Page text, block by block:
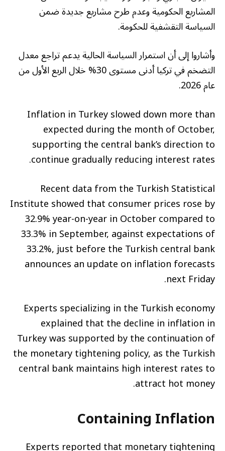
المشاريع الحكومية وعدم طرح مشاريع جديدة ضمن
السياسة التقشفية للحكومة.
وأشاروا إلى أن استمرار السياسة الحالية يدعم تراجع معدل
التضخم في تركيا أدنى مستوى 30% خلال الربع الأول من
عام 2026.
Inflation in Turkey slowed down more than
expected during the month of October,
supporting the central bank’s direction to
continue gradually reducing interest rates.
Recent data from the Turkish Statistical
Institute showed that consumer prices rose by
32.9% year-on-year in October compared to
33.3% in September, against expectations of
33.2%, just before the Turkish central bank
announces an update on inflation forecasts
next Friday.
Experts specializing in the Turkish economy
explained that the decline in inflation in
Turkey was supported by the continuation of
the monetary tightening policy, as the Turkish
central bank maintains high interest rates to
attract hot money.
Containing Inflation
Experts reported that monetary tightening